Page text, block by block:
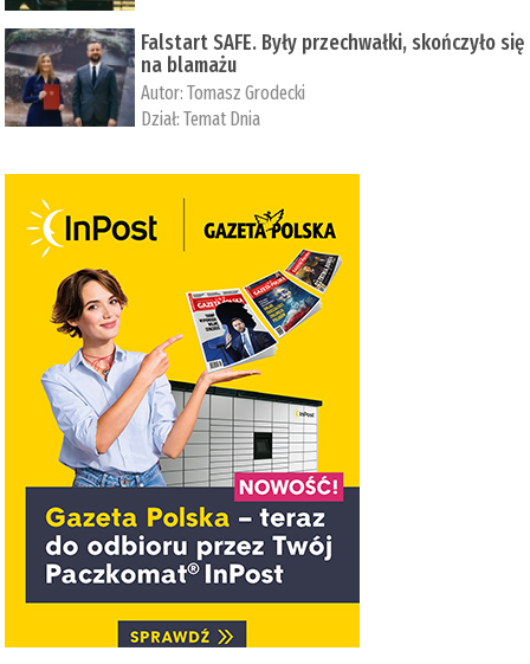
Falstart SAFE. Były przechwałki, skończyło się
na blamażu
Autor:Tomasz Grodecki
Dział:Temat Dnia